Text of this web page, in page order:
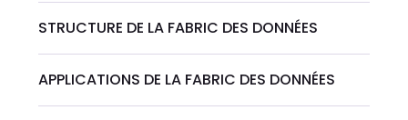
STRUCTURE DE LA FABRIC DES DONNÉES
APPLICATIONS DE LA FABRIC DES DONNÉES